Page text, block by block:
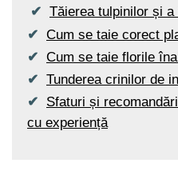
Tăierea tulpinilor și a
Cum se taie corect
Cum se taie florile
Tunderea crinilor de
Sfaturi și
cu experiență